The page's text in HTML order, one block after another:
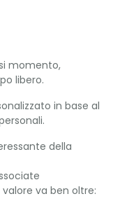
momento,
libero.
in base al
della
va ben oltre: